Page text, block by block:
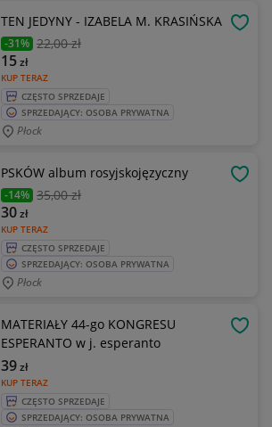
TEN JEDYNY - IZABELA M. KRASIŃSKA
-31% 22,00 zł
KUP TERAZ
15zł
CZĘSTO SPRZEDAJE
SPRZEDAJĄCY: OSOBA PRYWATNA
Płock
PSKÓW album rosyjskojęzyczny
-14% 35,00 zł
KUP TERAZ
30zł
CZĘSTO SPRZEDAJE
SPRZEDAJĄCY: OSOBA PRYWATNA
Płock
MATERIAŁY 44-go KONGRESU
ESPERANTO w j. esperanto
KUP TERAZ
39zł
CZĘSTO SPRZEDAJE
SPRZEDAJĄCY: OSOBA PRYWATNA